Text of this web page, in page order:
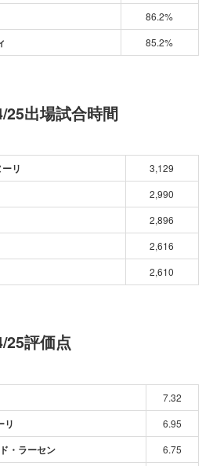
86.2%
85.2%
25出場試合時間
リ 3,129
2,990
2,896
2,616
2,610
25評価点
7.32
リ 6.95
・ラーセン 6.75